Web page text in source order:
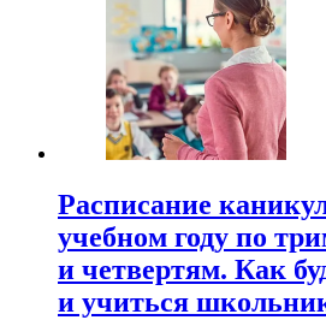
Расписание
учебном году по
и четвертям. Как
и учиться